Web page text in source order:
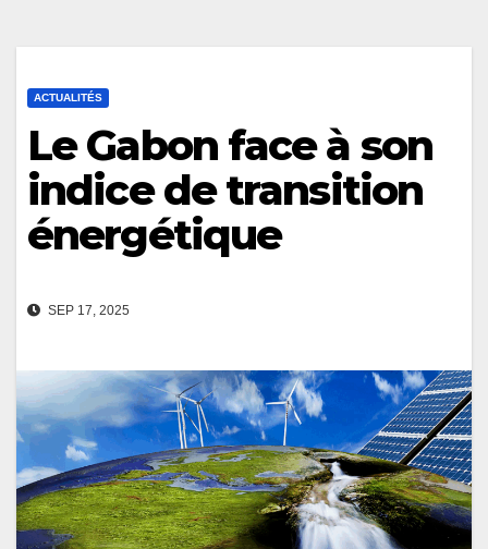
ACTUALITÉS
Le Gabon face à son
indice de transition
énergétique
SEP 17, 2025